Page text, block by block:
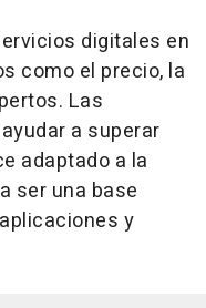
digitales en
como el precio, la
Las
a superar
adaptado a la
ser una base
y